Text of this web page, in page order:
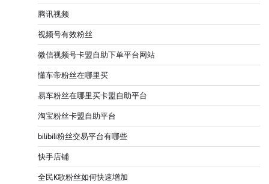
腾讯视频
视频号有效粉丝
微信视频号卡盟自助下单平台网站
懂车帝粉丝在哪里买
易车粉丝在哪里买卡盟自助平台
淘宝粉丝卡盟自助平台
bilibili粉丝交易平台有哪些
快手店铺
全民K歌粉丝如何快速增加